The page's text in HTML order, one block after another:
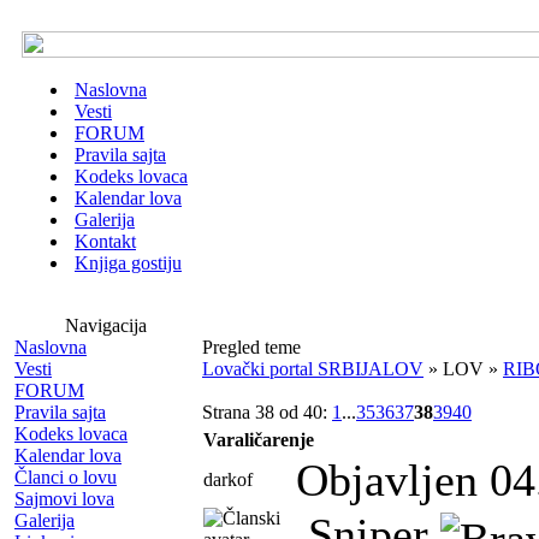
Naslovna
Vesti
FORUM
Pravila sajta
Kodeks lovaca
Kalendar lova
Galerija
Kontakt
Knjiga gostiju
Navigacija
Naslovna
Vesti
FORUM
Pravila sajta
Kodeks lovaca
Kalendar lova
Članci o lovu
Sajmovi lova
Galerija
Pregled teme
Lovački portal SRBIJALOV » LOV »
Strana 38 od 40: 1 ...353637383940
Varaličarenje
darkof
Objavljen